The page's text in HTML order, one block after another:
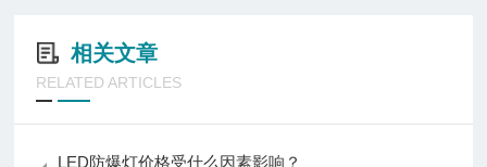
相关文章
RELATED ARTICLES
LED防爆灯价格受什么因素影响？